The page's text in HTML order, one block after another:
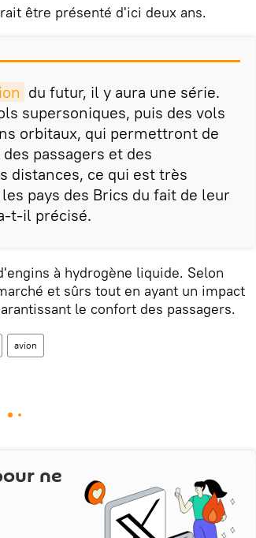
être présenté d'ici deux ans.
du futur, il y aura une série.
supersoniques, puis des vols
orbitaux, qui permettront de
passagers et des
distances, ce qui est très
pays des Brics du fait de leur
t-il précisé.
à hydrogène liquide. Selon
et sûrs tout en ayant un impact
le confort des passagers.
avion
ne